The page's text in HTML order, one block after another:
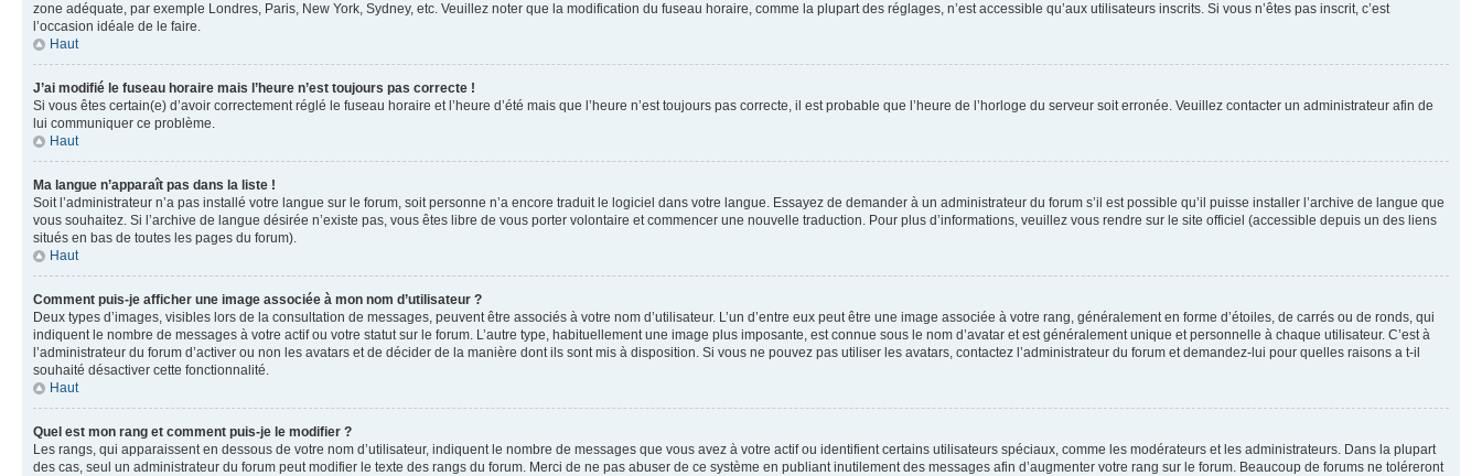
zone adéquate, par exemple Londres, Paris, New York, Sydney, etc. Veuillez noter que la modification du fuseau horaire, comme la plupart des réglages, n’est accessible qu’aux utilisateurs inscrits. Si vous n’êtes pas inscrit, c’est
l’occasion idéale de le faire.
Haut
J’ai modifié le fuseau horaire mais l’heure n’est toujours pas correcte !
Si vous êtes certain(e) d’avoir correctement réglé le fuseau horaire et l’heure d’été mais que l’heure n’est toujours pas correcte, il est probable que l’heure de l’horloge du serveur soit erronée. Veuillez contacter un administrateur afin de
lui communiquer ce problème.
Haut
Ma langue n’apparaît pas dans la liste !
Soit l’administrateur n’a pas installé votre langue sur le forum, soit personne n’a encore traduit le logiciel dans votre langue. Essayez de demander à un administrateur du forum s’il est possible qu’il puisse installer l’archive de langue que
vous souhaitez. Si l’archive de langue désirée n’existe pas, vous êtes libre de vous porter volontaire et commencer une nouvelle traduction. Pour plus d’informations, veuillez vous rendre sur le site officiel (accessible depuis un des liens
situés en bas de toutes les pages du forum).
Haut
Comment puis-je afficher une image associée à mon nom d’utilisateur ?
Deux types d’images, visibles lors de la consultation de messages, peuvent être associés à votre nom d’utilisateur. L’un d’entre eux peut être une image associée à votre rang, généralement en forme d’étoiles, de carrés ou de ronds, qui
indiquent le nombre de messages à votre actif ou votre statut sur le forum. L’autre type, habituellement une image plus imposante, est connue sous le nom d’avatar et est généralement unique et personnelle à chaque utilisateur. C’est à
l’administrateur du forum d’activer ou non les avatars et de décider de la manière dont ils sont mis à disposition. Si vous ne pouvez pas utiliser les avatars, contactez l’administrateur du forum et demandez-lui pour quelles raisons a t-il
souhaité désactiver cette fonctionnalité.
Haut
Quel est mon rang et comment puis-je le modifier ?
Les rangs, qui apparaissent en dessous de votre nom d’utilisateur, indiquent le nombre de messages que vous avez à votre actif ou identifient certains utilisateurs spéciaux, comme les modérateurs et les administrateurs. Dans la plupart
des cas, seul un administrateur du forum peut modifier le texte des rangs du forum. Merci de ne pas abuser de ce système en publiant inutilement des messages afin d’augmenter votre rang sur le forum. Beaucoup de forums ne toléreront